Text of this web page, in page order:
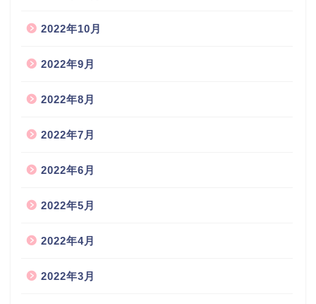
2022年10月
2022年9月
2022年8月
2022年7月
2022年6月
2022年5月
2022年4月
2022年3月